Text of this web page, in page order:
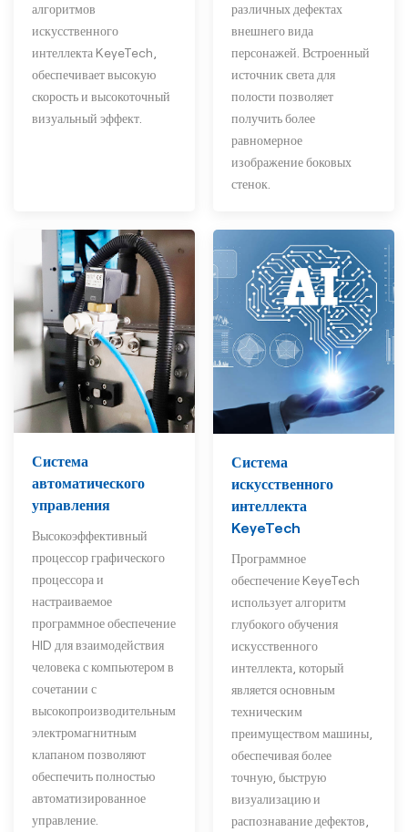
алгоритмов
искусственного
интеллекта KeyeTech,
обеспечивает высокую
скорость и высокоточный
визуальный эффект.
различных дефектах
внешнего вида
персонажей. Встроенный
источник света для
полости позволяет
получить более
равномерное
изображение боковых
стенок.
Система
автоматического
управления
Высокоэффективный
процессор графического
процессора и
настраиваемое
программное обеспечение
HID для взаимодействия
человека с компьютером в
сочетании с
высокопроизводительным
электромагнитным
клапаном позволяют
обеспечить полностью
автоматизированное
управление.
Система
искусственного
интеллекта
KeyeTech
Программное
обеспечение KeyeTech
использует алгоритм
глубокого обучения
искусственного
интеллекта, который
является основным
техническим
преимуществом машины,
обеспечивая более
точную, быструю
визуализацию и
распознавание дефектов,